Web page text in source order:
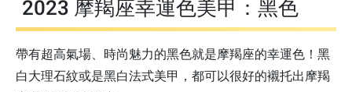
2023 摩羯座幸運色美甲：黑色
帶有超高氣場、時尚魅力的黑色就是摩羯座的幸運色！黑
白大理石紋或是黑白法式美甲，都可以很好的襯托出摩羯